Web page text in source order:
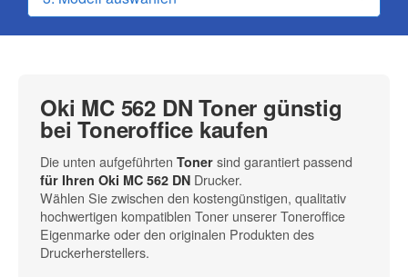
Oki MC 562 DN Toner günstig
bei Toneroffice kaufen
Die unten aufgeführten Toner sind garantiert passend
für Ihren Oki MC 562 DN Drucker.
Wählen Sie zwischen den kostengünstigen, qualitativ
hochwertigen kompatiblen Toner unserer Toneroffice
Eigenmarke oder den originalen Produkten des
Druckerherstellers.